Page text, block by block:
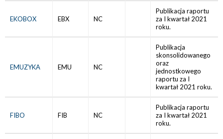
EKOBOX EBX NC
Publikacja raportu
za I kwartał 2021
roku.
EMUZYKA EMU NC
Publikacja
skonsolidowanego
oraz
jednostkowego
raportu za I
kwartał 2021 roku.
FIBO FIB NC
Publikacja raportu
za I kwartał 2021
roku.